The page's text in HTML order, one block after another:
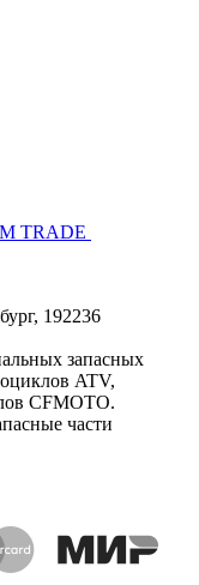
TRADE
192236
запасных
ATV,
CFMOTO.
части